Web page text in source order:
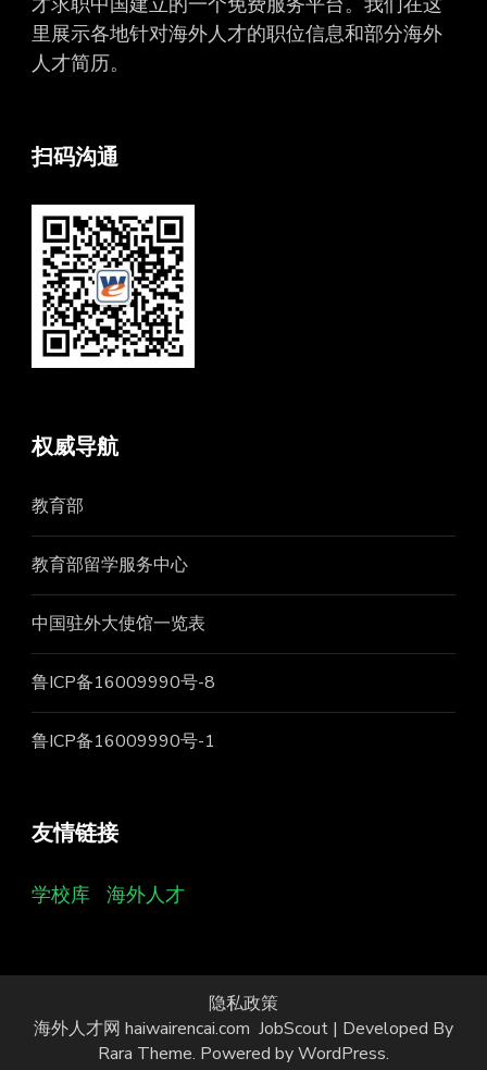
里展示各地针对海外人才的职位信息和部分海外
人才简历。
扫码沟通
权威导航
教育部
教育部留学服务中心
中国驻外大使馆一览表
鲁ICP备16009990号-8
鲁ICP备16009990号-1
友情链接
学校库 海外人才
隐私政策
海外人才网 haiwairencai.com JobScout | Developed By
Rara Theme. Powered byWordPress.